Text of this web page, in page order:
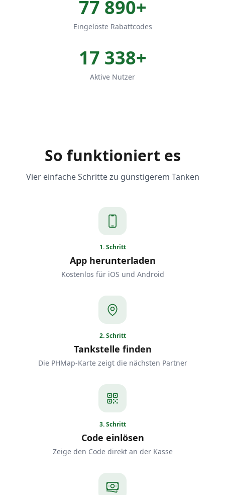
77 890+
Eingelöste Rabattcodes
17 338+
Aktive Nutzer
So funktioniert es
Vier einfache Schritte zu günstigerem Tanken
1.Schritt
App herunterladen
Kostenlos für iOS und Android
2.Schritt
Tankstelle finden
Die PHMap-Karte zeigt die nächsten Partner
3.Schritt
Code einlösen
Zeige den Code direkt an der Kasse